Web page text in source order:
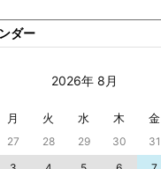
ダー
2026年 8月
月 火 水 木 金
27 28 29 30 31